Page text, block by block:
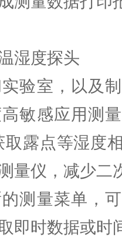
湿度探头
验室，以及
敏感应用测
露点等湿度
量仪，减少二
测量菜单，
即时数据或时